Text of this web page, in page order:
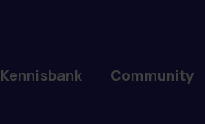
Kennisbank Community